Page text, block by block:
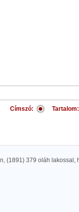
Címszó: Tartalom:
(1891) 379 oláh